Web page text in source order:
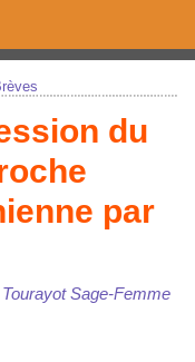
du
par
Sage-Femme